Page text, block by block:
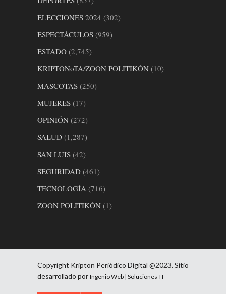
ELECCIONES 2024 (302)
ESPECTÁCULOS (959)
ESTADO (2,745)
KRIPTONoTA/ZOON POLITIKÓN (10)
MASCOTAS (250)
MUJERES (17)
OPINIÓN (272)
SALUD (1,287)
SAN LUIS (42)
SEGURIDAD (461)
TECNOLOGÍA (716)
ZOON POLITIKÓN (1)
Copyright Kripton Periódico Digital @2023. Sitio
desarrollado por Ingenio Web | Soluciones TI